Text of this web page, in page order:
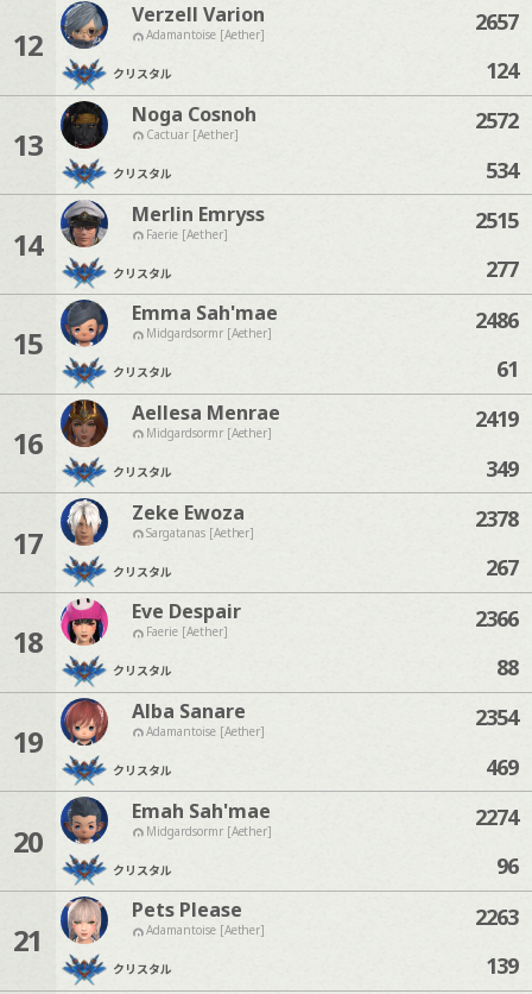
12
Verzell Varion
Adamantoise [Aether]
クリスタル
2657
124
13
Noga Cosnoh
Cactuar [Aether]
クリスタル
2572
534
14
Merlin Emryss
Faerie [Aether]
クリスタル
2515
277
15
Emma Sah'mae
Midgardsormr [Aether]
クリスタル
2486
61
16
Aellesa Menrae
Midgardsormr [Aether]
クリスタル
2419
349
17
Zeke Ewoza
Sargatanas [Aether]
クリスタル
2378
267
18
Eve Despair
Faerie [Aether]
クリスタル
2366
88
19
Alba Sanare
Adamantoise [Aether]
クリスタル
2354
469
20
Emah Sah'mae
Midgardsormr [Aether]
クリスタル
2274
96
21
Pets Please
Adamantoise [Aether]
クリスタル
2263
139